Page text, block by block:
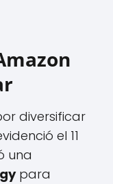
diversificar
el 11
una
para